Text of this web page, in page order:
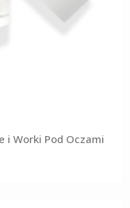
i Worki Pod Oczami